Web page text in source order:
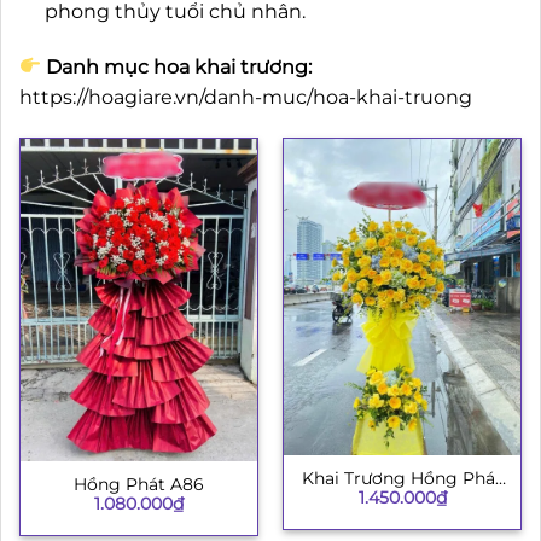
phong thủy tuổi chủ nhân.
Danh mục hoa khai trương:
https://hoagiare.vn/danh-muc/hoa-khai-truong
Hồng Phát A86
1.080.000₫
Khai Trương Hồng Phát
003
1.450.000₫